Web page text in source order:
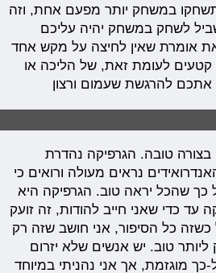
במשחק יותר מפעם אחת, וזה
לשחק במשחק יהיה עליכם
אומרת שאין לחיצה על מקש אחד
קטעים לעומת זאת, של הליכה או
אתכם להרגשת שעמום ורצון
בצורה טובה. הגרפיקה נהדרת
נראים מעולה ורואים כי
שהכל יראה טוב. הגרפיקה היא
עד כדי שאני חייב להודות, זה זועק
כל הסיפור, אני חושב שזה רק
טוב. יש אנשים שלא יזרום
מוגזמת, אך אני נהניתי במיוחד